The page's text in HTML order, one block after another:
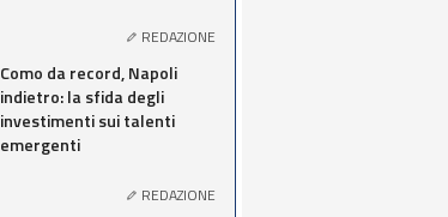
REDAZIONE
Como da record, Napoli
indietro: la sfida degli
investimenti sui talenti
emergenti
REDAZIONE